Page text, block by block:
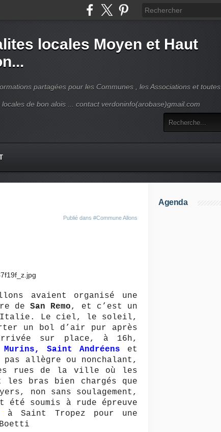
locales Moyen et Haut
partagées pour les Communes , les Associations et toutes
de bon alois ... contact verdoninfo(arobase)gmail.com
Publié dans #Commune Allons
avaient organisé une
deSan Remo, et c’est un
Le ciel, le soleil,
un bol d’air pur après
sur place, à 16h,
Saint Andréens et
allègre ou nonchalant,
rues de la ville où les
bras bien chargés que
non sans soulagement,
soumis à rude épreuve
à Saint Tropez pour une
Agenda